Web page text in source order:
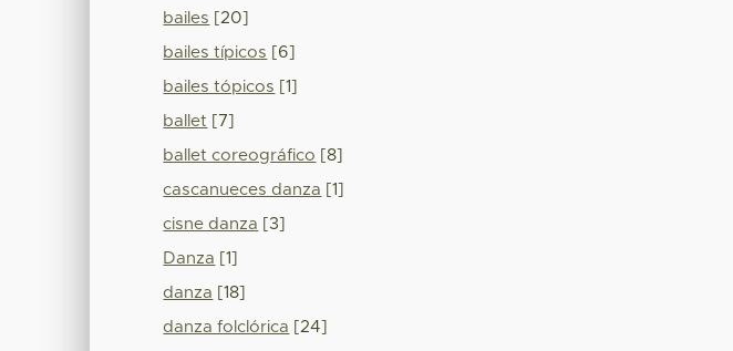
bailes [20]
bailes típicos [6]
bailes tópicos [1]
ballet [7]
ballet coreográfico [8]
cascanueces danza [1]
cisne danza [3]
Danza [1]
danza [18]
danza folclórica [24]